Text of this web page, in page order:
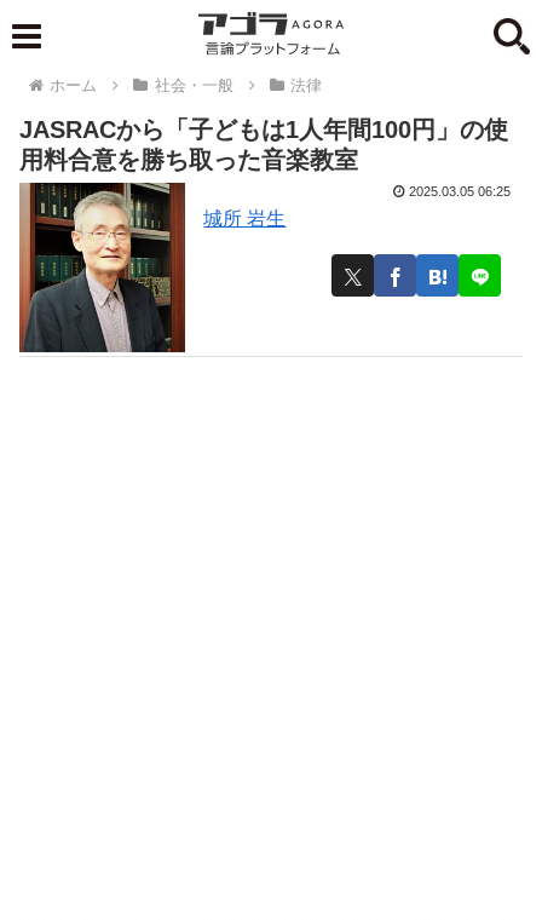
ホーム 社会・一般 法律
JASRACから「子どもは1人年間100円」の使
用料合意を勝ち取った音楽教室
城所 岩生
2025.03.05 06:25